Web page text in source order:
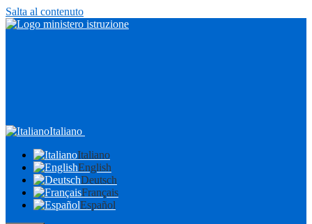
Salta al contenuto
Italiano
Italiano
English
Deutsch
Français
Español